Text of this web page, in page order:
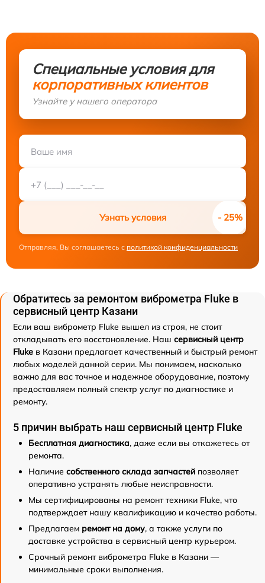
Специальные условия для
корпоративных клиентов
Узнайте у нашего оператора
Узнать условия
Отправляя, Вы соглашаетесь с политикой конфиденциальности
Обратитесь за ремонтом виброметра Fluke в
сервисный центр Казани
Если ваш виброметр Fluke вышел из строя, не стоит
откладывать его восстановление. Наш сервисный центр
Fluke в Казани предлагает качественный и быстрый ремонт
любых моделей данной серии. Мы понимаем, насколько
важно для вас точное и надежное оборудование, поэтому
предоставляем полный спектр услуг по диагностике и
ремонту.
5 причин выбрать наш сервисный центр Fluke
Бесплатная диагностика, даже если вы откажетесь от
ремонта.
Наличие собственного склада запчастей позволяет
оперативно устранять любые неисправности.
Мы сертифицированы на ремонт техники Fluke, что
подтверждает нашу квалификацию и качество работы.
Предлагаем ремонт на дому, а также услуги по
доставке устройства в сервисный центр курьером.
Срочный ремонт виброметра Fluke в Казани —
минимальные сроки выполнения.